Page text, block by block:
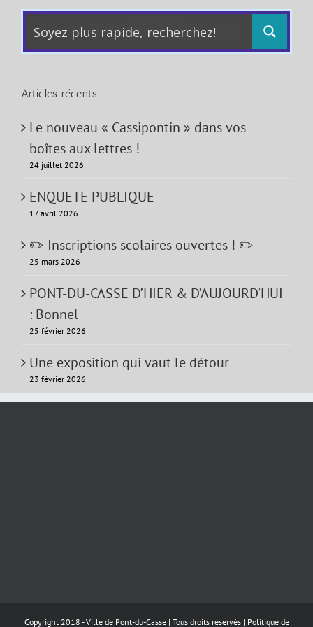
Articles récents
Le nouveau « Cassipontin » dans vos
boîtes aux lettres !
24 juillet 2026
ENQUETE PUBLIQUE
17 avril 2026
✏️ Inscriptions scolaires ouvertes ! ✏️
25 mars 2026
PONT-DU-CASSE D’HIER & D’AUJOURD’HUI
: Bonnel
25 février 2026
Une exposition qui vaut le détour
23 février 2026
Copyright 2018 - Ville de Pont-du-Casse | Tous droits réservés | Politique de